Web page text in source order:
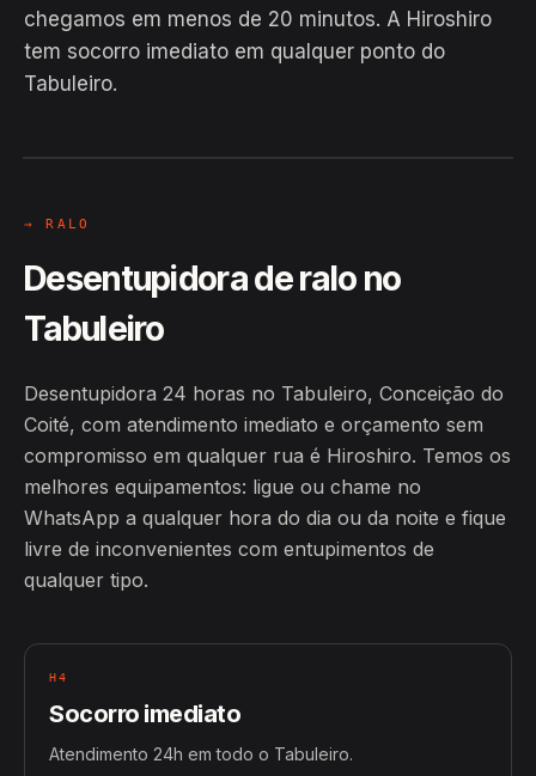
chegamos em menos de 20 minutos. A Hiroshiro
tem socorro imediato em qualquer ponto do
Tabuleiro.
Hiroshiro · Tabuleiro, Conceição do
→ RALO
Desentupidora de ralo no
Tabuleiro
Desentupidora 24 horas no Tabuleiro, Conceição do
Coité, com atendimento imediato e orçamento sem
compromisso em qualquer rua é Hiroshiro. Temos os
melhores equipamentos: ligue ou chame no
WhatsApp a qualquer hora do dia ou da noite e fique
livre de inconvenientes com entupimentos de
qualquer tipo.
H4
Socorro imediato
Atendimento 24h em todo o Tabuleiro.